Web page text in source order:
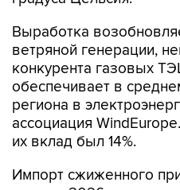
Выработка
ветряной генерации,
конкурента газовых
обеспечивает в
региона в
ассоциация
их вклад был 14%.
Импорт сжиженного